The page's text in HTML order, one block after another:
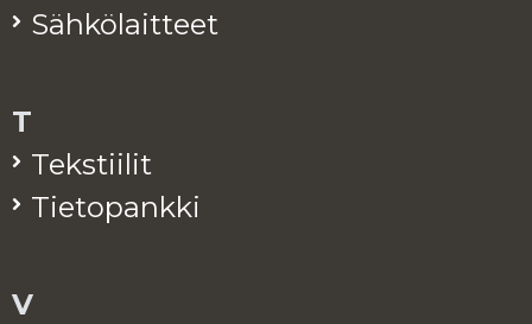
Säh­kö­lait­teet
T
Teks­tii­lit
Tie­to­pank­ki
V